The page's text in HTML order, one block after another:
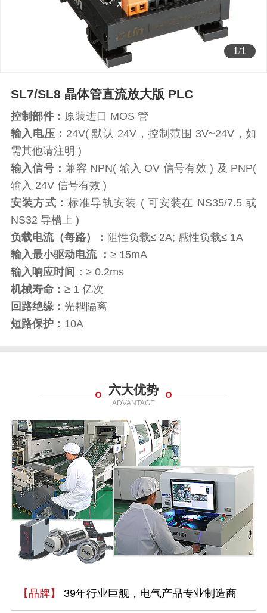
1/1
SL7/SL8 晶体管直流放大版 PLC
控制部件： 原装进口 MOS 管
输入电压： 24V( 默认 24V，控制范围 3V~24V，如
需其他请注明 )
输入信号：兼容 NPN( 输入 OV 信号有效 ) 及 PNP(
输入 24V 信号有效 )
安装方式：标准导轨安装 ( 可安装在 NS35/7.5 或
NS32 导槽上 )
负载电流（每路）： 阻性负载≤ 2A; 感性负载≤ 1A
输入最小驱动电流 ： ≥ 15mA
输入响应时间： ≥ 0.2ms
机械寿命： ≥ 1 亿次
回路绝缘： 光耦隔离
短路保护： 10A
六大优势
ADVANTAGE
【品牌】 39年行业巨舰，电气产品专业制造商